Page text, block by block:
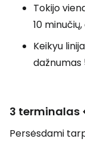
Tokijo
10
Keikyu
dažnumas
3 terminalas
Persėsdami